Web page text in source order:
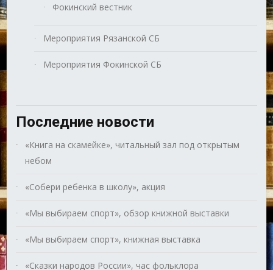
Фокинский вестник
Мероприятия Рязанской СБ
Мероприятия Фокинской СБ
Последние новости
«Книга на скамейке», читальный зал под открытым
небом
«Собери ребенка в школу», акция
«Мы выбираем спорт», обзор книжной выставки
«Мы выбираем спорт», книжная выставка
«Сказки народов России», час фольклора